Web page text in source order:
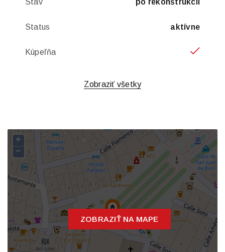
Stav po rekonštrukcii
Status aktívne
Kúpeľňa
Zobraziť všetky
ZOBRAZIŤ NA MAPE
+
−